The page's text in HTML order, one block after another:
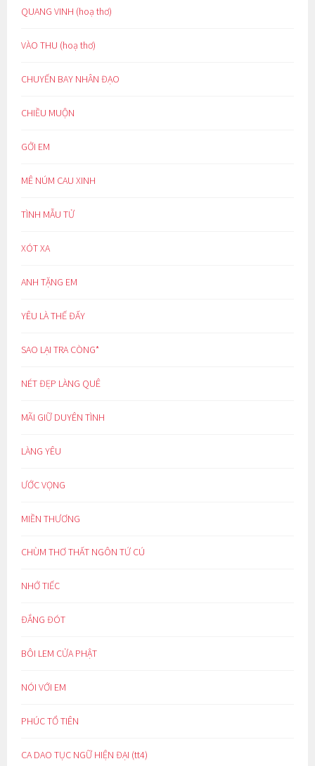
QUANG VINH (hoạ thơ)
VÀO THU (hoạ thơ)
CHUYẾN BAY NHÂN ĐẠO
CHIỀU MUỘN
GỞI EM
MÊ NÚM CAU XINH
TÌNH MẪU TỬ
XÓT XA
ANH TẶNG EM
YÊU LÀ THẾ ĐẤY
SAO LẠI TRA CÒNG*
NÉT ĐẸP LÀNG QUÊ
MÃI GIỮ DUYÊN TÌNH
LÀNG YÊU
ƯỚC VỌNG
MIỀN THƯƠNG
CHÙM THƠ THẤT NGÔN TỨ CÚ
NHỚ TIẾC
ĐẮNG ĐÓT
BÔI LEM CỬA PHẬT
NÓI VỚI EM
PHÚC TỔ TIÊN
CA DAO TỤC NGỮ HIỆN ĐẠI (tt4)